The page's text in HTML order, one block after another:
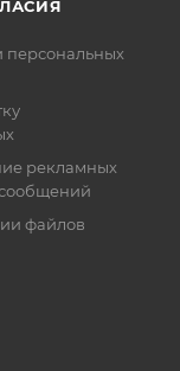
персональных
рекламных
файлов